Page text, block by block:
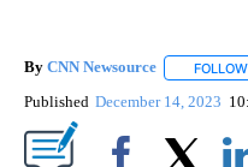
By CNN Newsource FOLLOW
Published December 14, 2023